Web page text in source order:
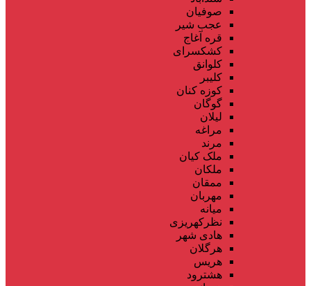
صوفیان
عجب شیر
قره آغاج
کشکسرای
کلوانق
کلیبر
کوزه کنان
گوگان
لیلان
مراغه
مرند
ملک کیان
ملکان
ممقان
مهربان
میانه
نظرکهریزی
هادی شهر
هرگلان
هریس
هشترود